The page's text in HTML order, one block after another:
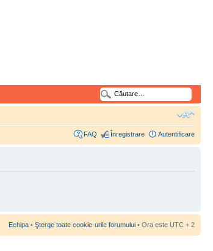
FAQ Înregistrare Autentificare
Echipa • Şterge toate cookie-urile forumului • Ora este UTC + 2